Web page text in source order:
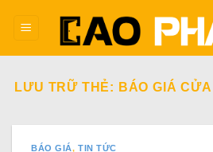
LƯU TRỮ THẺ: BÁO GIÁ
BÁO GIÁ,TIN TỨC